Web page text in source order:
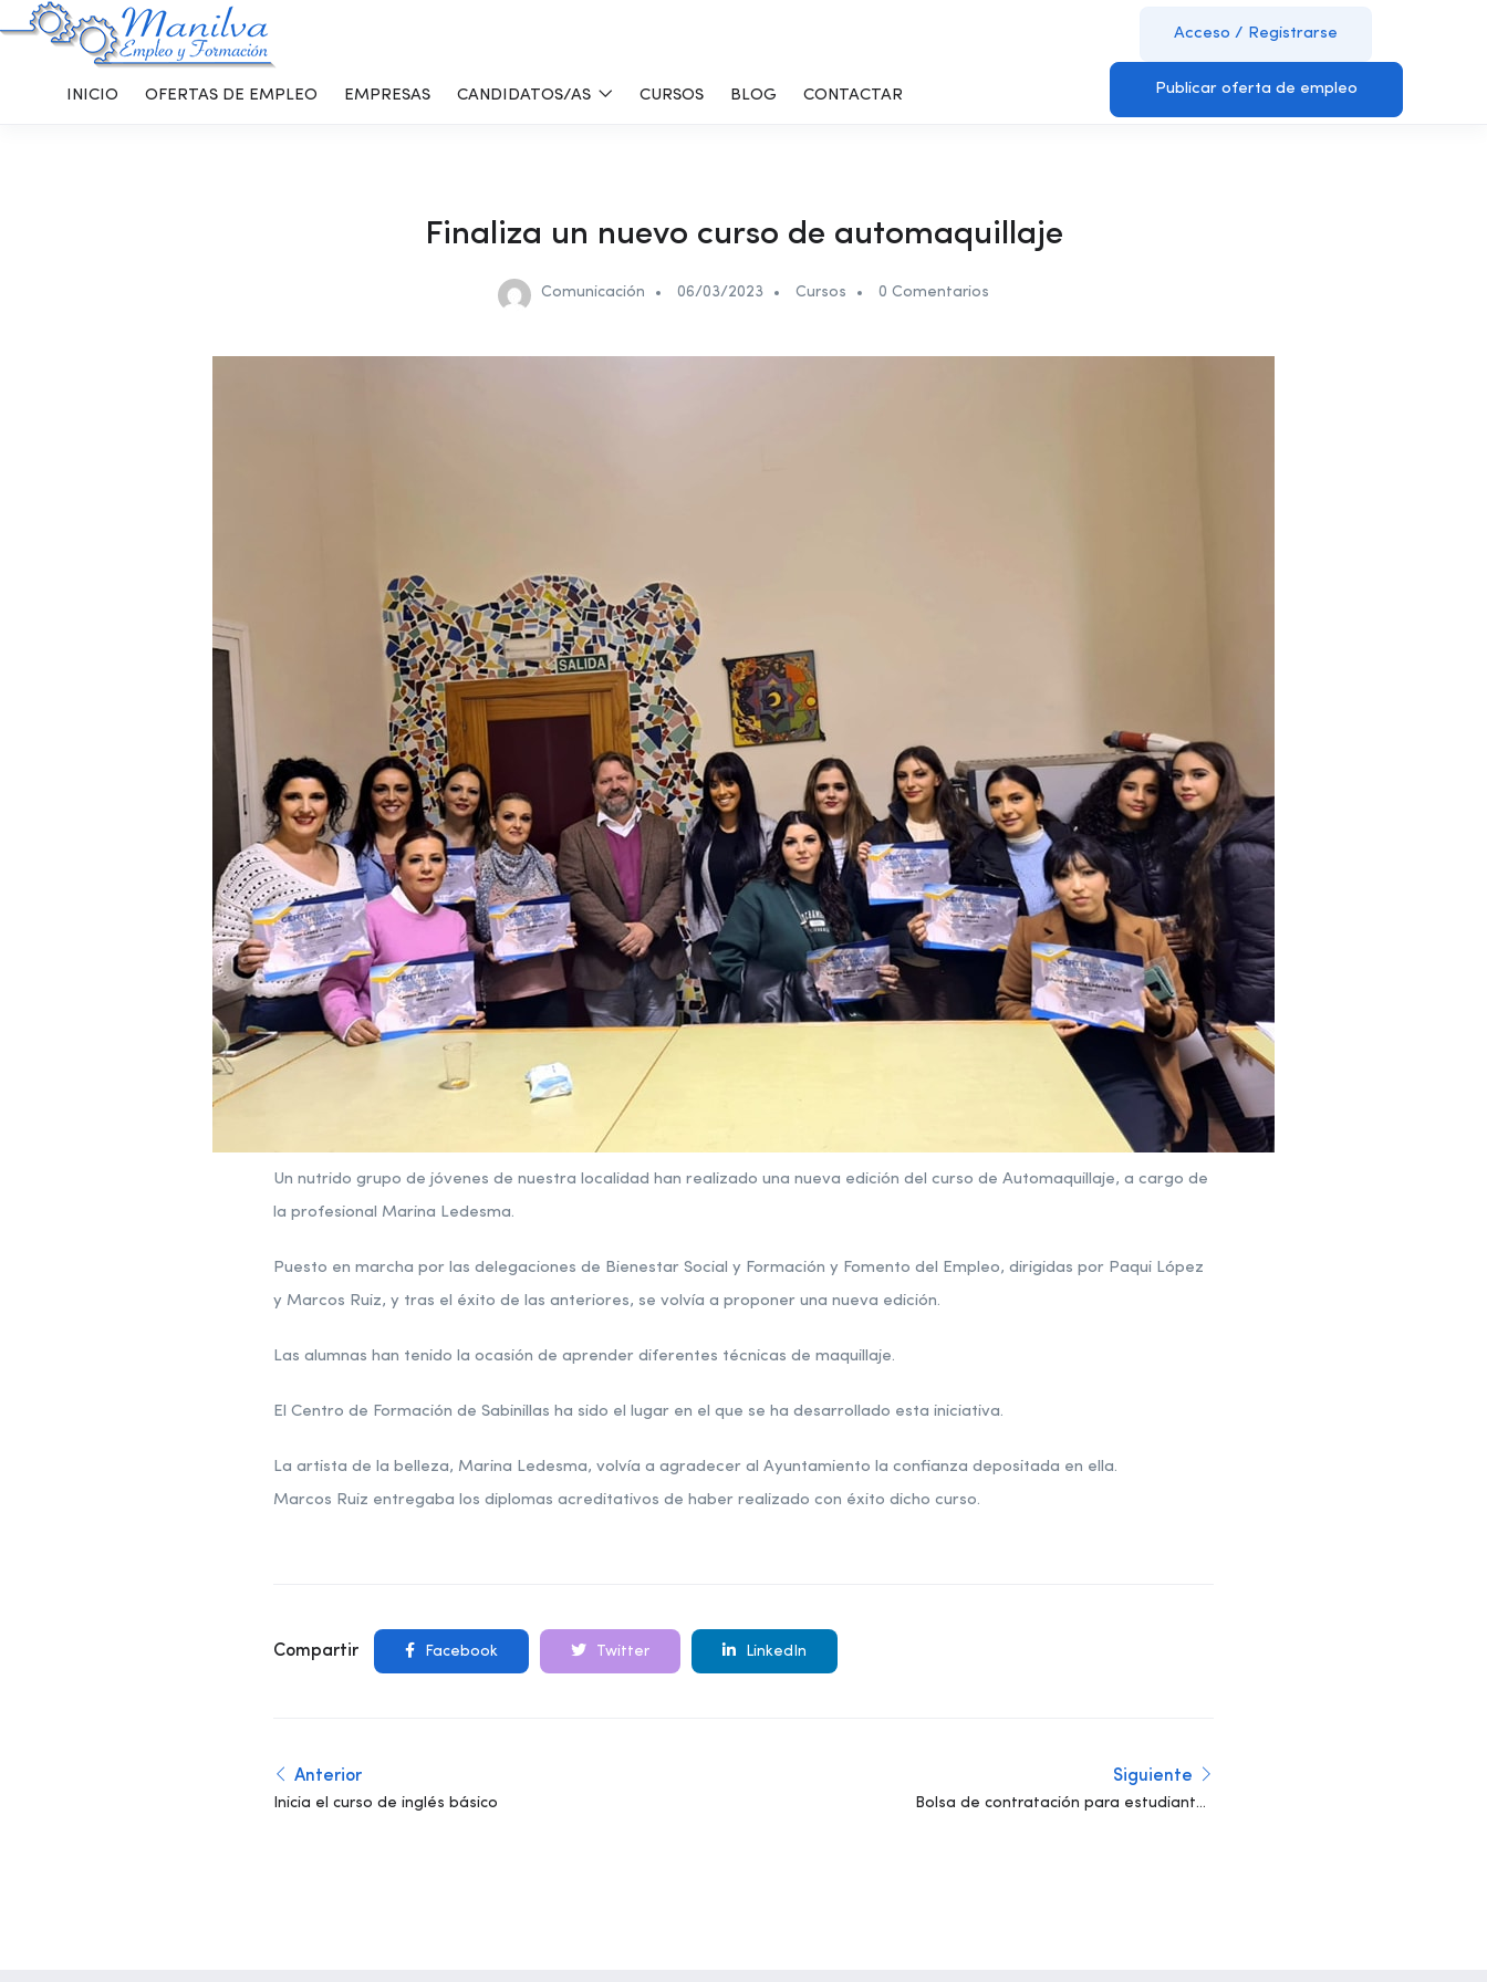
INICIO OFERTAS DE EMPLEO EMPRESAS CANDIDATOS/AS CURSOS BLOG CONTACTAR
Acceso / Registrarse
Publicar oferta de empleo
Finaliza un nuevo curso de automaquillaje
Comunicación 06/03/2023 Cursos 0 Comentarios
Un nutrido grupo de jóvenes de nuestra localidad han realizado una nueva edición del curso de Automaquillaje, a cargo de
la profesional Marina Ledesma.
Puesto en marcha por las delegaciones de Bienestar Social y Formación y Fomento del Empleo, dirigidas por Paqui López
y Marcos Ruiz, y tras el éxito de las anteriores, se volvía a proponer una nueva edición.
Las alumnas han tenido la ocasión de aprender diferentes técnicas de maquillaje.
El Centro de Formación de Sabinillas ha sido el lugar en el que se ha desarrollado esta iniciativa.
La artista de la belleza, Marina Ledesma, volvía a agradecer al Ayuntamiento la confianza depositada en ella.
Marcos Ruiz entregaba los diplomas acreditativos de haber realizado con éxito dicho curso.
Compartir Facebook Twitter LinkedIn
Anterior
Inicia el curso de inglés básico
Siguiente
Bolsa de contratación para estudiantes